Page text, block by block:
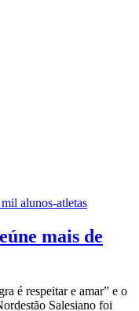
mais de
é respeitar e amar” e o
Salesiano foi